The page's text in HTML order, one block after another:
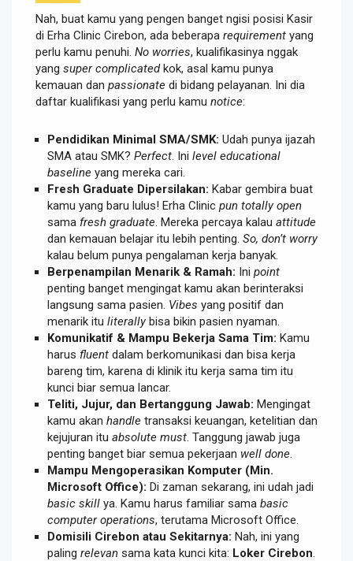
Nah, buat kamu yang pengen banget ngisi posisi Kasir
di Erha Clinic Cirebon, ada beberapa requirement yang
perlu kamu penuhi. No worries, kualifikasinya nggak
yang super complicatedkok, asal kamu punya
kemauan dan passionate di bidang pelayanan. Ini dia
daftar kualifikasi yang perlu kamu notice:
Pendidikan Minimal SMA/SMK: Udah punya ijazah
SMA atau SMK? Perfect . Ini level educational
baseline yang mereka cari.
Fresh Graduate Dipersilakan: Kabar gembira buat
kamu yang baru lulus! Erha Clinic pun totally open
sama fresh graduate . Mereka percaya kalau attitude
dan kemauan belajar itu lebih penting. So, don’t worry
kalau belum punya pengalaman kerja banyak.
Berpenampilan Menarik & Ramah: Ini point
penting banget mengingat kamu akan berinteraksi
langsung sama pasien. Vibes yang positif dan
menarik itu literallybisa bikin pasien nyaman.
Komunikatif & Mampu Bekerja Sama Tim: Kamu
harus fluent dalam berkomunikasi dan bisa kerja
bareng tim, karena di klinik itu kerja sama tim itu
kunci biar semua lancar.
Teliti, Jujur, dan Bertanggung Jawab: Mengingat
kamu akan handle transaksi keuangan, ketelitian dan
kejujuran itu absolute must . Tanggung jawab juga
penting banget biar semua pekerjaan well done
Mampu Mengoperasikan Komputer (Min.
Microsoft Office): Di zaman sekarang, ini udah jadi
basic skill ya. Kamu harus familiar sama basic
computer operations, terutama Microsoft Office.
Domisili Cirebon atau Sekitarnya: Nah, ini yang
paling relevan sama kata kunci kita: Loker Cirebon